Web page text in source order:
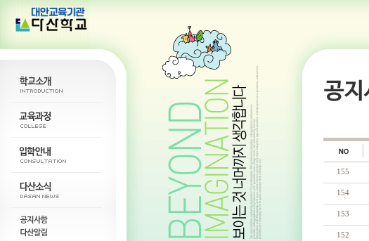
155
154
153
152